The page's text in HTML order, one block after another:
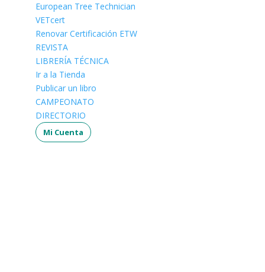
European Tree Technician
VETcert
Renovar Certificación ETW
REVISTA
LIBRERÍA TÉCNICA
Ir a la Tienda
Publicar un libro
CAMPEONATO
DIRECTORIO
Mi Cuenta